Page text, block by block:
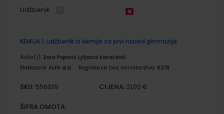
Udžbenik
KEMIJA 1; udžbenik iz kemije za prvi razred gimnazije
Autor(i): Zora Popović Ljiljana Kovačević
Nakladnik: ALFA d.d. Registarski broj ministarstva: 6219
SKU: 556339 CIJENA: 21,00 €
ŠIFRA OMOTA: